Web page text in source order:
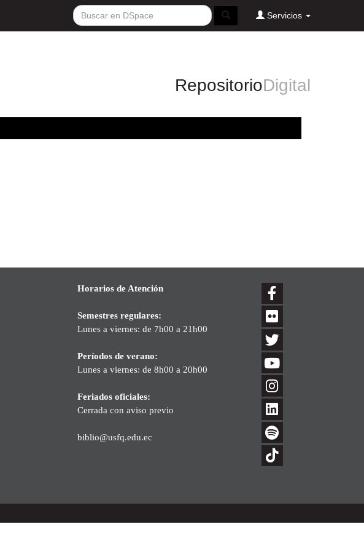
Servicios
RepositorioDigital
Horarios de Atención
Semestres regulares:
Lunes a viernes: de 7h00 a 21h00
Períodos de verano:
Lunes a viernes: de 8h00 a 20h00
Feriados oficiales:
Cerrada con aviso previo
biblio@usfq.edu.ec